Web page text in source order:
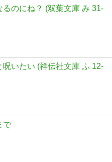
のにね？ (双葉文庫 み 31-
いたい (祥伝社文庫 ふ 12-
で